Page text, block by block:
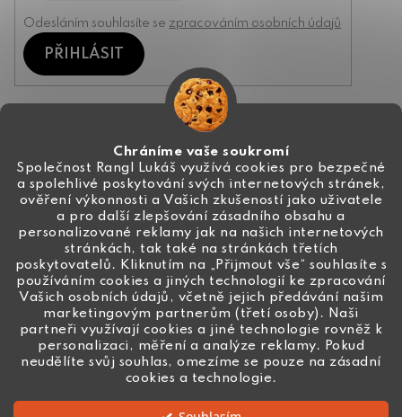
Chráníme vaše soukromí
Společnost Rangl Lukáš využívá cookies pro bezpečné
a spolehlivé poskytování svých internetových stránek,
ověření výkonnosti a Vašich zkušeností jako uživatele
a pro další zlepšování zásadního obsahu a
personalizované reklamy jak na našich internetových
stránkách, tak také na stránkách třetích
poskytovatelů. Kliknutím na „Přijmout vše“ souhlasíte s
používáním cookies a jiných technologií ke zpracování
Vašich osobních údajů, včetně jejich předávání našim
marketingovým partnerům (třetí osoby). Naši
partneři využívají cookies a jiné technologie rovněž k
personalizaci, měření a analýze reklamy. Pokud
neudělíte svůj souhlas, omezíme se pouze na zásadní
cookies a technologie.
Odesláním souhlasíte se zpracováním osobních údajů
PŘIHLÁSIT
info@ceske-koralky.cz
+420 774 444 191